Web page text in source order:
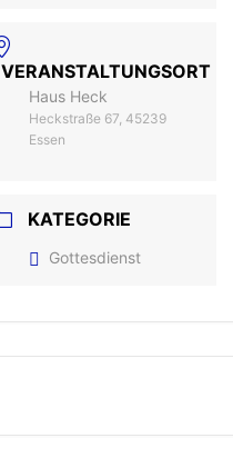
VERANSTALTUNGSORT
Haus Heck
Heckstraße 67, 45239
Essen
KATEGORIE
Gottesdienst